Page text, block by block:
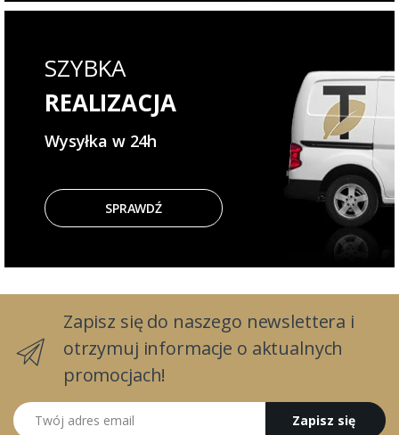
SZYBKA
REALIZACJA
Wysyłka w 24h
SPRAWDŹ
Zapisz się do naszego newslettera i
otrzymuj informacje o aktualnych
promocjach!
Twój adres email
Zapisz się